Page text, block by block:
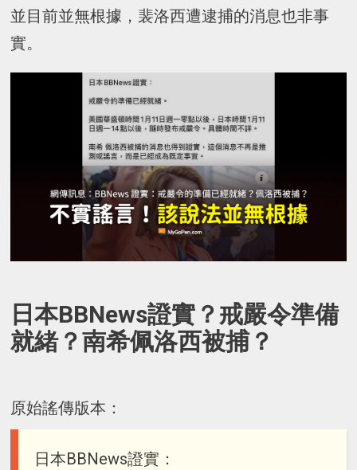
並目前並無根據，裴洛西遭逮捕的消息也非事
實。
日本BBNews證實？戒嚴令準備
就緒？南希佩洛西被捕？
原始謠傳版本：
日本BBNews證實：